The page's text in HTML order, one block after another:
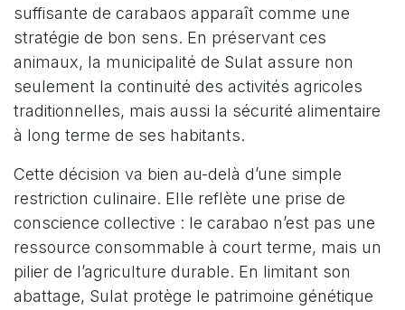
suffisante de carabaos apparaît comme une
stratégie de bon sens. En préservant ces
animaux, la municipalité de Sulat assure non
seulement la continuité des activités agricoles
traditionnelles, mais aussi la sécurité alimentaire
à long terme de ses habitants.
Cette décision va bien au-delà d’une simple
restriction culinaire. Elle reflète une prise de
conscience collective : le carabao n’est pas une
ressource consommable à court terme, mais un
pilier de l’agriculture durable. En limitant son
abattage, Sulat protège le patrimoine génétique